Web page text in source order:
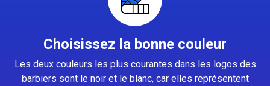
Choisissez la bonne couleur
Les deux couleurs les plus courantes dans les logos des
barbiers sont le noir et le blanc, car elles représentent